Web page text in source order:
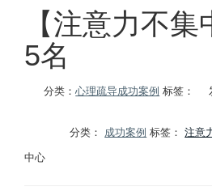
【注意力不
5名
分类：心理疏导成功案例 标签：
分类： 成功案例 标签： 注意
中心